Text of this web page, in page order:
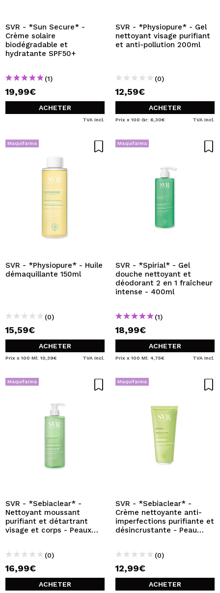
En créant un compte sur Maquibeauty.fr vous pourrez
effectuer vos achats rapidement, vérifier l'état de vos
commandes et consulter vos opérations précédentes.
CRÉER UN COMPTE
SVR - *Sun Secure* -
Crème solaire
biodégradable et
hydratante SPF50+
(1)
19,99€
ACHETER
TVA Incl.
SVR - *Physiopure* - Gel
nettoyant visage purifiant
et anti-pollution 200ml
(0)
12,59€
ACHETER
Prix x 100 Gr: 6,30€ TVA Incl.
Maquifarma
SVR - *Physiopure* - Huile
démaquillante 150ml
(0)
15,59€
ACHETER
Prix x 100 Ml: 10,39€ TVA Incl.
Maquifarma
SVR - *Spirial* - Gel
douche nettoyant et
déodorant 2 en 1 fraîcheur
intense - 400ml
(1)
18,99€
ACHETER
Prix x 100 Ml: 4,75€ TVA Incl.
Maquifarma
SVR - *Sebiaclear* -
Nettoyant moussant
purifiant et détartrant
visage et corps - Peaux
(0)
16,99€
ACHETER
Maquifarma
SVR - *Sebiaclear* -
Crème nettoyante anti-
imperfections purifiante et
désincrustante - Peau
(0)
12,99€
ACHETER